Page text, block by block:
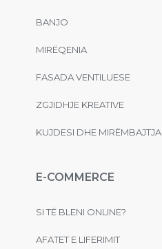
BANJO
MIRËQENIA
FASADA VENTILUESE
ZGJIDHJE KREATIVE
KUJDESI DHE MIRËMBAJTJA
E-COMMERCE
SI TË BLENI ONLINE?
AFATET E LIFERIMIT